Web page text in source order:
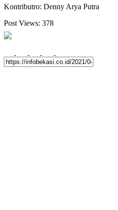
Kontributro: Denny Arya Putra
Post Views: 378